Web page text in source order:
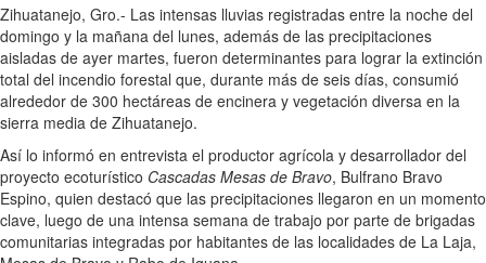
Zihuatanejo, Gro.- Las intensas lluvias registradas entre la noche del
domingo y la mañana del lunes, además de las precipitaciones
aisladas de ayer martes, fueron determinantes para lograr la extinción
total del incendio forestal que, durante más de seis días, consumió
alrededor de 300 hectáreas de encinera y vegetación diversa en la
sierra media de Zihuatanejo.
Así lo informó en entrevista el productor agrícola y desarrollador del
proyecto ecoturístico Cascadas Mesas de Bravo, Bulfrano Bravo
Espino, quien destacó que las precipitaciones llegaron en un momento
clave, luego de una intensa semana de trabajo por parte de brigadas
comunitarias integradas por habitantes de las localidades de La Laja,